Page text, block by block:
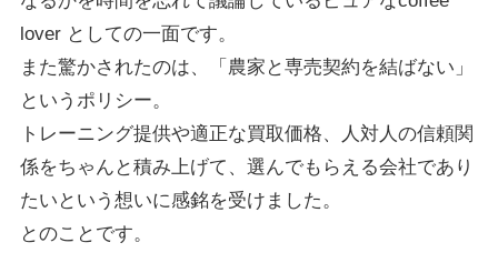
lover としての一面です。
また驚かされたのは、「農家と専売契約を結ばない」
というポリシー。
トレーニング提供や適正な買取価格、人対人の信頼関
係をちゃんと積み上げて、選んでもらえる会社であり
たいという想いに感銘を受けました。
とのことです。